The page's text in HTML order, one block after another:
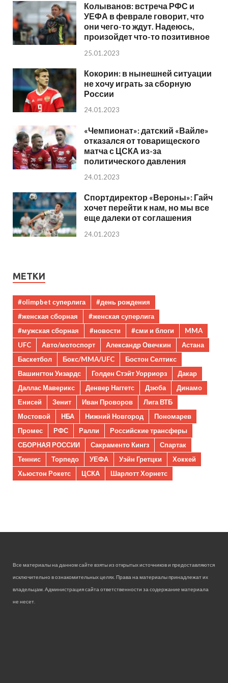
Колыванов: встреча РФС и
УЕФА в феврале говорит, что
они чего-то ждут. Надеюсь,
произойдет что-то позитивное
25.01.2023
Кокорин: в нынешней ситуации
не хочу играть за сборную
России
24.01.2023
«Чемпионат»: датский «Вайле»
отказался от товарищеского
матча с ЦСКА из-за
политического давления
24.01.2023
Спортдиректор «Вероны»: Гайч
хочет перейти к нам, но мы все
еще далеки от соглашения
24.01.2023
МЕТКИ
#olimpbet суперлига
#день рождения
#женская сборная
#женская суперлига
#мужская сборная
#новости #сми и блоги
MMA
UFC
Авто/мотоспорт Александр Овечкин
Астана
Баскетбол
Бокс/MMA/UFC
Бостон Селтикс
Вашингтон Уизардс
Голден Стэйт Уорриорз
Дакар
Даллас Маверикс
Денвер Наггетс Дзюба
Динамо
Енисей
Зенит Иван Проворов
Лига ВТБ
Мостовой
НБА Нижний Новгород
Пономарев
Промес
РФС Ралли
Российские трансферы
СБОРНАЯ РОССИИ
Сакраменто Кингз
Спартак
Теннис
Торпедо УЕФА Уэйн Гретцки
Хоккей
Хьюстон Рокетс
ЦСКА Шарлотт Хорнетс
Все материалы на данном сайте взяты из открытых источников и предоставляются
исключительно в ознакомительных целях. Права на материалы принадлежат их
владельцам. Администрация сайта ответственности за содержание материала
не несет.